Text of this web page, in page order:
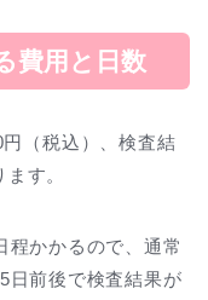
費用と日数
（税込）、検査結
す。
程かかるので、通常
日前後で検査結果が